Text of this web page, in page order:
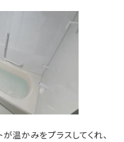
温かみをプラスしてくれ、